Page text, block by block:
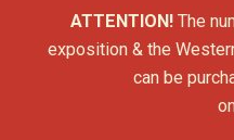
ATTENTION! The
exposition & the
can be